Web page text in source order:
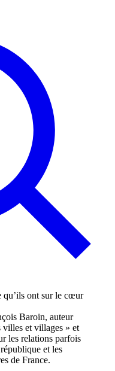
Baroin, auteur
villes et villages » et
les relations parfois
et les
de France.